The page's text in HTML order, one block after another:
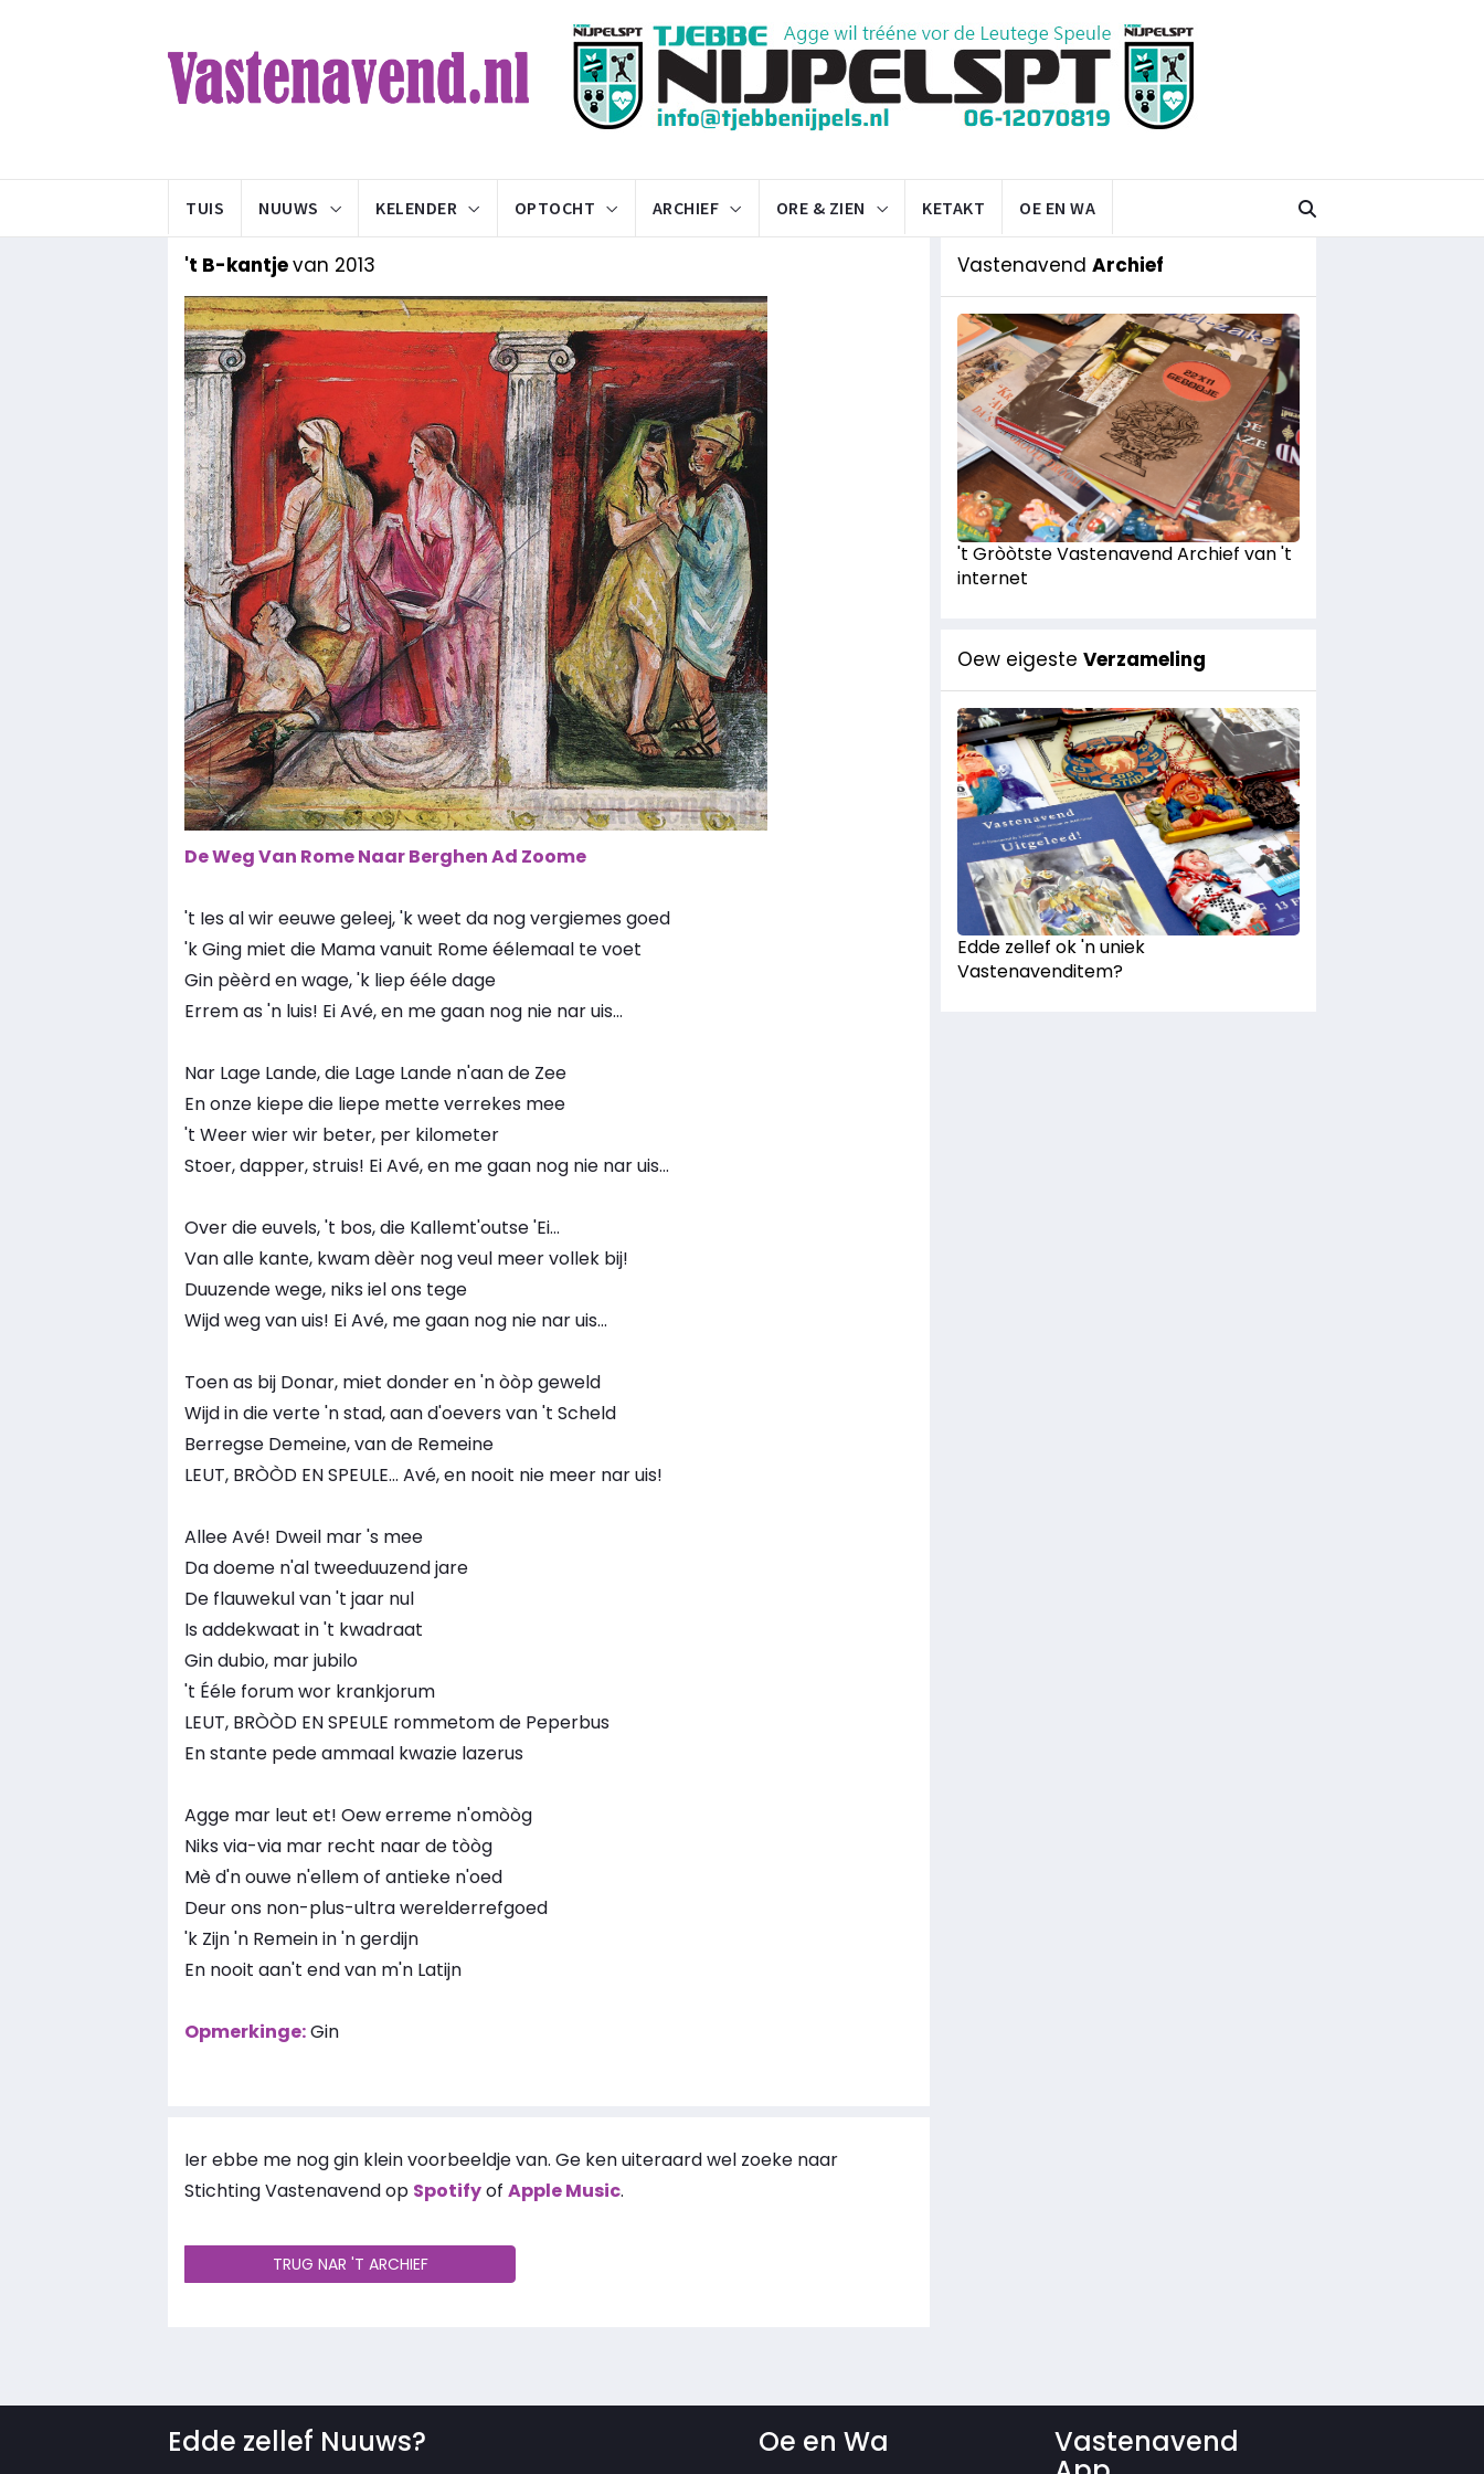
TUIS NUUWS KELENDER OPTOCHT ARCHIEF ORE & ZIEN KETAKT OE EN WA
't B-kantjevan 2013
De Weg Van Rome Naar Berghen Ad Zoome
't Ies al wir eeuwe geleej, 'k weet da nog vergiemes goed
'k Ging miet die Mama vanuit Rome éélemaal te voet
Gin pèèrd en wage, 'k liep ééle dage
Errem as 'n luis! Ei Avé, en me gaan nog nie nar uis...
Nar Lage Lande, die Lage Lande n'aan de Zee
En onze kiepe die liepe mette verrekes mee
't Weer wier wir beter, per kilometer
Stoer, dapper, struis! Ei Avé, en me gaan nog nie nar uis...
Over die euvels, 't bos, die Kallemt'outse 'Ei...
Van alle kante, kwam dèèr nog veul meer vollek bij!
Duuzende wege, niks iel ons tege
Wijd weg van uis! Ei Avé, me gaan nog nie nar uis...
Toen as bij Donar, miet donder en 'n òòp geweld
Wijd in die verte 'n stad, aan d'oevers van 't Scheld
Berregse Demeine, van de Remeine
LEUT, BRÒÒD EN SPEULE... Avé, en nooit nie meer nar uis!
Allee Avé! Dweil mar 's mee
Da doeme n'al tweeduuzend jare
De flauwekul van 't jaar nul
Is addekwaat in 't kwadraat
Gin dubio, mar jubilo
't Ééle forum wor krankjorum
LEUT, BRÒÒD EN SPEULE rommetom de Peperbus
En stante pede ammaal kwazie lazerus
Agge mar leut et! Oew erreme n'omòòg
Niks via-via mar recht naar de tòòg
Mè d'n ouwe n'ellem of antieke n'oed
Deur ons non-plus-ultra werelderrefgoed
'k Zijn 'n Remein in 'n gerdijn
En nooit aan't end van m'n Latijn
Opmerkinge:Gin
Ier ebbe me nog gin klein voorbeeldje van. Ge ken uiteraard wel zoeke naar
Stichting Vastenavend op Spotifyof Apple Music.
TRUG NAR 'T ARCHIEF
Vastenavend Archief
't Gròòtste Vastenavend Archief van 't
internet
Oew eigeste Verzameling
Edde zellef ok 'n uniek
Vastenavenditem?
Edde zellef Nuuws? Oe en Wa Vastenavend